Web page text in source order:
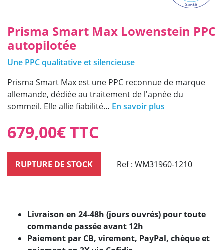
Prisma Smart Max Lowenstein PPC
autopilotée
Une PPC qualitative et silencieuse
Prisma Smart Max est une PPC reconnue de marque
allemande, dédiée au traitement de l'apnée du
sommeil. Elle allie fiabilité… En savoir plus
679,00€TTC
RUPTURE DE STOCK Ref : WM31960-1210
Livraison en 24-48h (jours ouvrés) pour toute
commande passée avant 12h
Paiement par CB, virement, PayPal, chèque et